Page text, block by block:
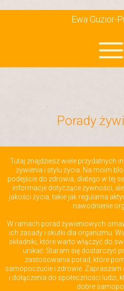
Ewa Guzior-
Porady
Tutaj znajdziesz wiele przydatnych
żywienia i stylu życia. Na moim
podejście do zdrowia, dlatego w tej
informacje dotyczące żywności,
jakości życia, takie jak regularna
nawodnienie
W ramach porad żywieniowych
ich zasady i skutki dla organizmu.
składniki, które warto włączyć do
unikać. Staram się dostarczyć
zastosowania porad, które
samopoczucie i zdrowie.
i dołączenia do społeczności ludzi,
dobre